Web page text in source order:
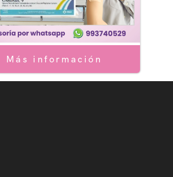
Más información